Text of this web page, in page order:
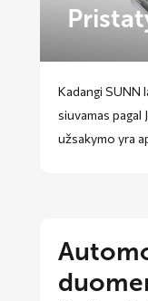
Kadangi SUNN
siuvamas
užsakymo yra